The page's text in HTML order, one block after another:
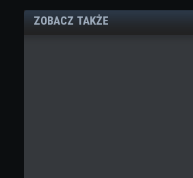
ZOBACZ TAKŻE